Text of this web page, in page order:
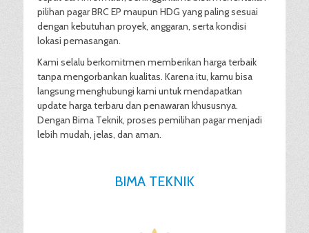
pilihan pagar BRC EP maupun HDG yang paling sesuai
dengan kebutuhan proyek, anggaran, serta kondisi
lokasi pemasangan.
Kami selalu berkomitmen memberikan harga terbaik
tanpa mengorbankan kualitas. Karena itu, kamu bisa
langsung menghubungi kami untuk mendapatkan
update harga terbaru dan penawaran khususnya.
Dengan Bima Teknik, proses pemilihan pagar menjadi
lebih mudah, jelas, dan aman.
BIMA TEKNIK